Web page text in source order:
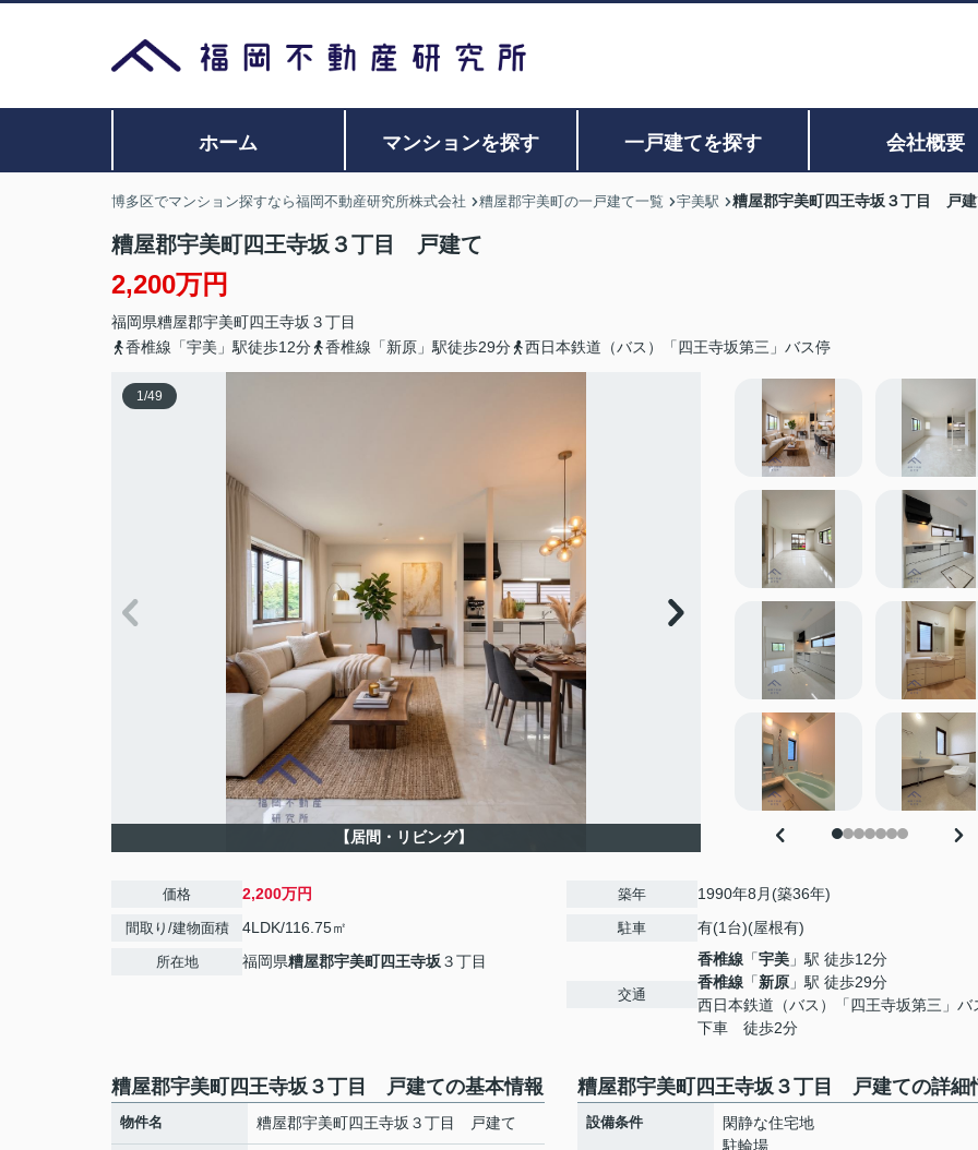
ホーム マンションを探す 一戸建てを探す 会社概要
博多区でマンション探すなら福岡不動産研究所株式会社 糟屋郡宇美町の一戸建て一覧 宇美駅 糟屋郡宇美町四王寺坂３丁目 戸
糟屋郡宇美町四王寺坂３丁目 戸建て
2,200万円
福岡県糟屋郡宇美町四王寺坂 ３丁目
香椎線「宇美」駅徒歩12分
香椎線「新原」駅徒歩29分 西日本鉄道（バス）「四王寺坂第三」バス停
1/49
【居間・リビング】
価格 2,200万円
間取り/建物面積 4LDK/116.75㎡
所在地 福岡県糟屋郡宇美町四王寺坂 ３丁目
築年 1990年8月(築36年)
駐車 有(1台)(屋根有)
交通
香椎線 「宇美 」駅 徒歩12分
香椎線 「新原 」駅 徒歩29分
西日本鉄道（バス）「四王寺坂第三」バ
下車 徒歩2分
糟屋郡宇美町四王寺坂３丁目 戸建ての基本情報
物件名 糟屋郡宇美町四王寺坂３丁目 戸建て
糟屋郡宇美町四王寺坂３丁目 戸建ての詳細
設備条件
閑静な住宅地
駐輪場